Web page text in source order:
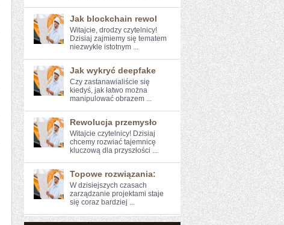
Jak blockchain rewol
Witajcie, drodzy czytelnicy!
Dzisiaj zajmiemy się ⁤tematem
niezwykle istotnym ...
Jak wykryć deepfake
Czy zastanawialiście się
‍kiedyś, jak łatwo można
manipulować obrazem ...
Rewolucja przemysło
Witajcie czytelnicy! Dzisiaj ​
chcemy rozwiać⁣ tajemnicę
kluczową dla przyszłości ...
Topowe rozwiązania:
W dzisiejszych czasach
zarządzanie projektami staje
się coraz bardziej ...